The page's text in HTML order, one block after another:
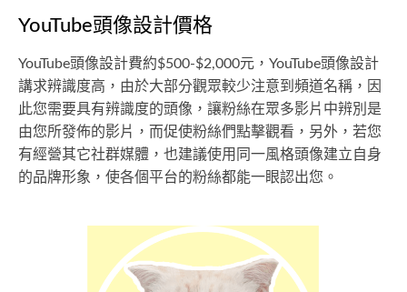
YouTube頭像設計價格
YouTube頭像設計費約$500-$2,000元，YouTube頭像設計
講求辨識度高，由於大部分觀眾較少注意到頻道名稱，因
此您需要具有辨識度的頭像，讓粉絲在眾多影片中辨別是
由您所發佈的影片，而促使粉絲們點擊觀看，另外，若您
有經營其它社群媒體，也建議使用同一風格頭像建立自身
的品牌形象，使各個平台的粉絲都能一眼認出您。